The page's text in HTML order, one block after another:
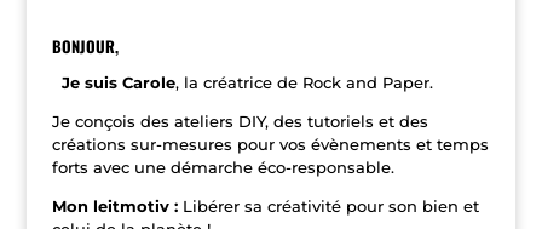
n
v
e
:
BONJOUR,
Je suis Carole, la créatrice de Rock and Paper.
Je conçois des ateliers DIY, des tutoriels et des
créations sur-mesures pour vos évènements et temps
forts avec une démarche éco-responsable.
Mon leitmotiv : Libérer sa créativité pour son bien et